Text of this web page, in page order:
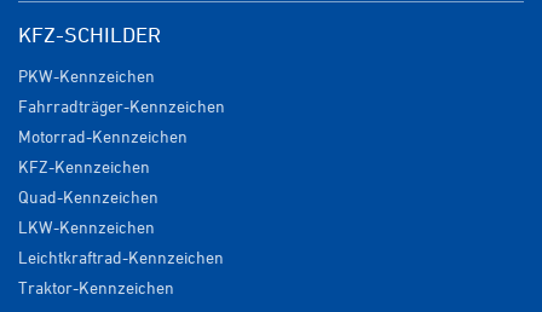
KFZ-SCHILDER
PKW-Kennzeichen
Fahrradträger-Kennzeichen
Motorrad-Kennzeichen
KFZ-Kennzeichen
Quad-Kennzeichen
LKW-Kennzeichen
Leichtkraftrad-Kennzeichen
Traktor-Kennzeichen